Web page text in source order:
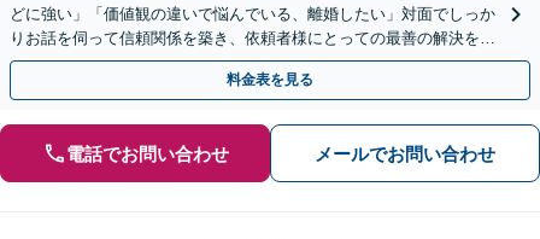
どに強い」「価値観の違いで悩んでいる、離婚したい」対面でしっか
りお話を伺って信頼関係を築き、依頼者様にとっての最善の解決を目
指します！離婚を考えている段階でもご相談ください。
料金表を見る
電話でお問い合わせ メールでお問い合わせ